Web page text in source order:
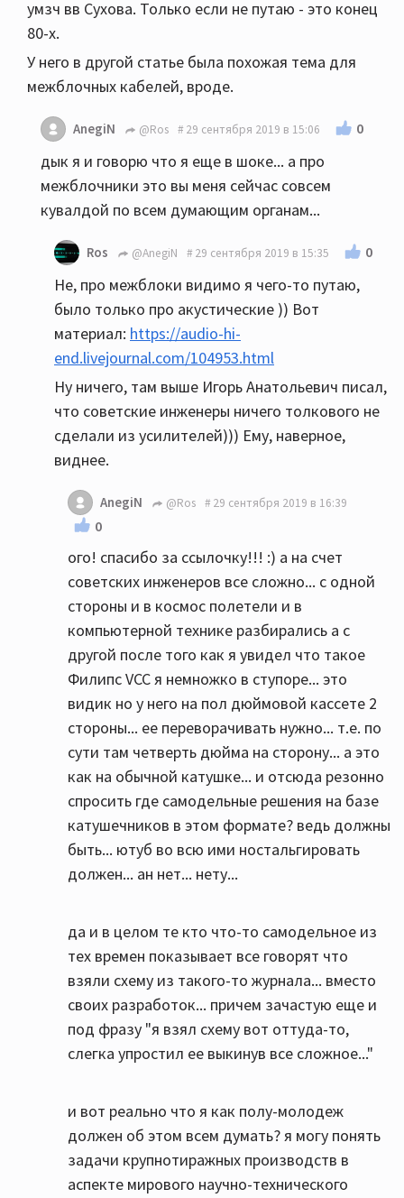
умзч вв Сухова. Только если не путаю - это конец
80-х.
У него в другой статье была похожая тема для
межблочных кабелей, вроде.
AnegiN @Ros 29 сентября 2019 в 15:06 0
дык я и говорю что я еще в шоке... а про
межблочники это вы меня сейчас совсем
кувалдой по всем думающим органам...
Ros @AnegiN 29 сентября 2019 в 15:35 0
Не, про межблоки видимо я чего-то путаю,
было только про акустические )) Вот
материал: https://audio-hi-
end.livejournal.com/104953.html
Ну ничего, там выше Игорь Анатольевич писал,
что советские инженеры ничего толкового не
сделали из усилителей))) Ему, наверное,
виднее.
AnegiN @Ros 29 сентября 2019 в 16:39
0
ого! спасибо за ссылочку!!! :) а на счет
советских инженеров все сложно... с одной
стороны и в космос полетели и в
компьютерной технике разбирались а с
другой после того как я увидел что такое
Филипс VCC я немножко в ступоре... это
видик но у него на пол дюймовой кассете 2
стороны... ее переворачивать нужно... т.е. по
сути там четверть дюйма на сторону... а это
как на обычной катушке... и отсюда резонно
спросить где самодельные решения на базе
катушечников в этом формате? ведь должны
быть... ютуб во всю ими ностальгировать
должен... ан нет... нету...
да и в целом те кто что-то самодельное из
тех времен показывает все говорят что
взяли схему из такого-то журнала... вместо
своих разработок... причем зачастую еще и
под фразу "я взял схему вот оттуда-то,
слегка упростил ее выкинув все сложное..."
и вот реально что я как полу-молодеж
должен об этом всем думать? я могу понять
задачи крупнотиражных производств в
аспекте мирового научно-технического